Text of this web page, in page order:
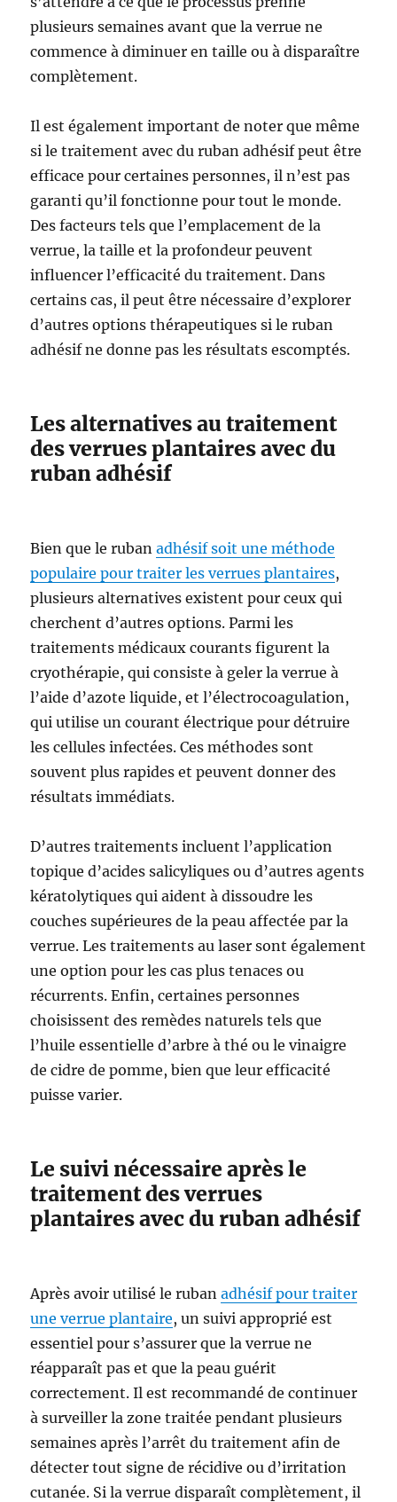
plusieurs semaines avant que la verrue ne
commence à diminuer en taille ou à disparaître
complètement.
Il est également important de noter que même
si le traitement avec du ruban adhésif peut être
efficace pour certaines personnes, il n’est pas
garanti qu’il fonctionne pour tout le monde.
Des facteurs tels que l’emplacement de la
verrue, la taille et la profondeur peuvent
influencer l’efficacité du traitement. Dans
certains cas, il peut être nécessaire d’explorer
d’autres options thérapeutiques si le ruban
adhésif ne donne pas les résultats escomptés.
Les alternatives au traitement
des verrues plantaires avec du
ruban adhésif
Bien que le rubanadhésif soit une méthode
populaire pour traiter les verrues plantaires,
plusieurs alternatives existent pour ceux qui
cherchent d’autres options. Parmi les
traitements médicaux courants figurent la
cryothérapie, qui consiste à geler la verrue à
l’aide d’azote liquide, et l’électrocoagulation,
qui utilise un courant électrique pour détruire
les cellules infectées. Ces méthodes sont
souvent plus rapides et peuvent donner des
résultats immédiats.
D’autres traitements incluent l’application
topique d’acides salicyliques ou d’autres agents
kératolytiques qui aident à dissoudre les
couches supérieures de la peau affectée par la
verrue. Les traitements au laser sont également
une option pour les cas plus tenaces ou
récurrents. Enfin, certaines personnes
choisissent des remèdes naturels tels que
l’huile essentielle d’arbre à thé ou le vinaigre
de cidre de pomme, bien que leur efficacité
puisse varier.
Le suivi nécessaire après le
traitement des verrues
plantaires avec du ruban adhésif
Après avoir utilisé le rubanadhésif pour traiter
une verrue plantaire, un suivi approprié est
essentiel pour s’assurer que la verrue ne
réapparaît pas et que la peau guérit
correctement. Il est recommandé de continuer
à surveiller la zone traitée pendant plusieurs
semaines après l’arrêt du traitement afin de
détecter tout signe de récidive ou d’irritation
cutanée. Si la verrue disparaît complètement, il